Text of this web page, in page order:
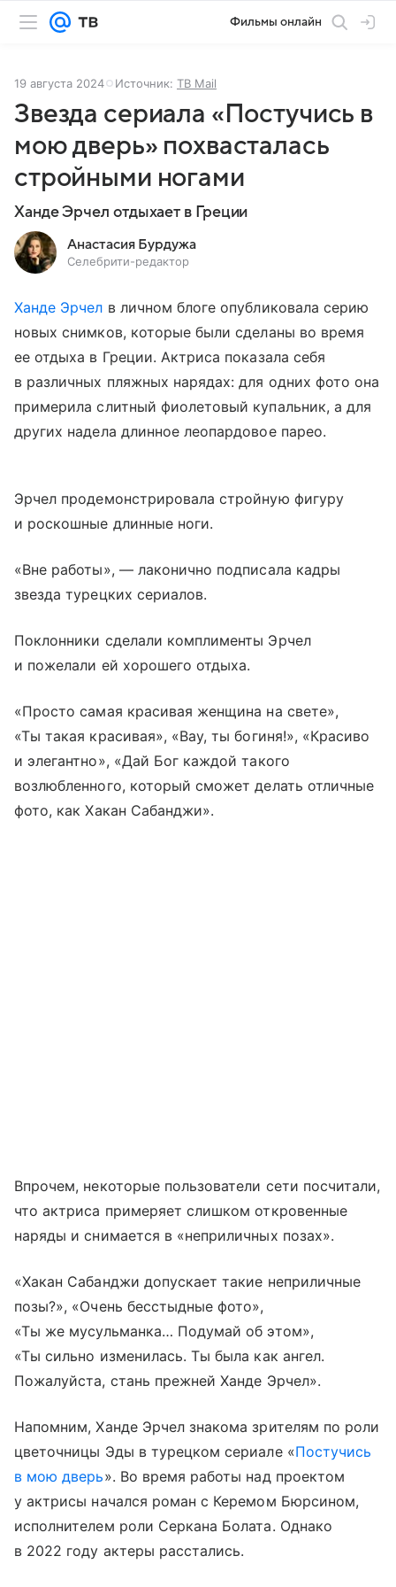
Фильмы онлайн
19 августа 2024 Источник: ТВ Mail
Звезда сериала «Постучись в
мою дверь» похвасталась
стройными ногами
Ханде Эрчел отдыхает в Греции
Анастасия Бурдужа
Селебрити-редактор
Ханде Эрчел в личном блоге опубликовала серию
новых снимков, которые были сделаны во время
ее отдыха в Греции. Актриса показала себя
в различных пляжных нарядах: для одних фото она
примерила слитный фиолетовый купальник, а для
других надела длинное леопардовое парео.
Эрчел продемонстрировала стройную фигуру
и роскошные длинные ноги.
«Вне работы», — лаконично подписала кадры
звезда турецких сериалов.
Поклонники сделали комплименты Эрчел
и пожелали ей хорошего отдыха.
«Просто самая красивая женщина на свете»,
«Ты такая красивая», «Вау, ты богиня!», «Красиво
и элегантно», «Дай Бог каждой такого
возлюбленного, который сможет делать отличные
фото, как Хакан Сабанджи».
Впрочем, некоторые пользователи сети посчитали,
что актриса примеряет слишком откровенные
наряды и снимается в «неприличных позах».
«Хакан Сабанджи допускает такие неприличные
позы?», «Очень бесстыдные фото»,
«Ты же мусульманка… Подумай об этом»,
«Ты сильно изменилась. Ты была как ангел.
Пожалуйста, стань прежней Ханде Эрчел».
Напомним, Ханде Эрчел знакома зрителям по роли
цветочницы Эды в турецком сериале «Постучись
в мою дверь». Во время работы над проектом
у актрисы начался роман с Керемом Бюрсином,
исполнителем роли Серкана Болата. Однако
в 2022 году актеры расстались.